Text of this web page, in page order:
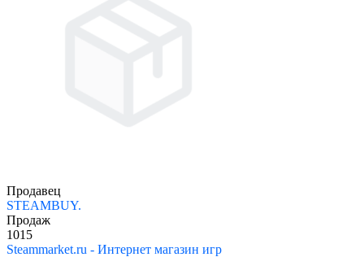
Продавец
STEAMBUY.
Продаж
1015
Steammarket.ru - Интернет магазин игр